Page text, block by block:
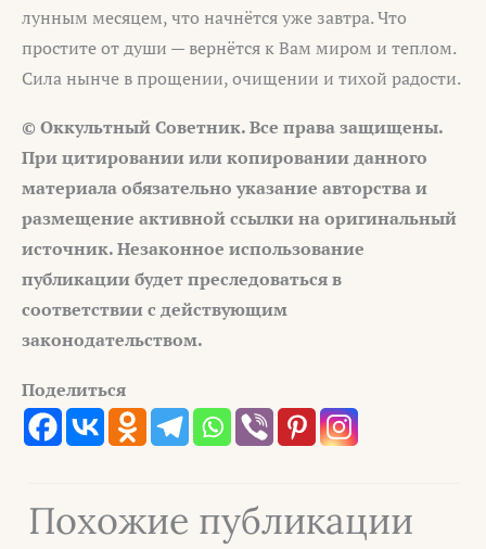
лунным месяцем, что начнётся уже завтра. Что
простите от души — вернётся к Вам миром и теплом.
Сила нынче в прощении, очищении и тихой радости.
© Оккультный Советник. Все права защищены.
При цитировании или копировании данного
материала обязательно указание авторства и
размещение активной ссылки на оригинальный
источник. Незаконное использование
публикации будет преследоваться в
соответствии с действующим
законодательством.
Поделиться
Похожие публикации